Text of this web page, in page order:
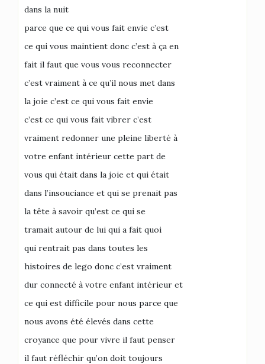
dans la nuit
parce que ce qui vous fait envie c’est
ce qui vous maintient donc c’est à ça en
fait il faut que vous vous reconnecter
c’est vraiment à ce qu’il nous met dans
la joie c’est ce qui vous fait envie
c’est ce qui vous fait vibrer c’est
vraiment redonner une pleine liberté à
votre enfant intérieur cette part de
vous qui était dans la joie et qui était
dans l’insouciance et qui se prenait pas
la tête à savoir qu’est ce qui se
tramait autour de lui qui a fait quoi
qui rentrait pas dans toutes les
histoires de lego donc c’est vraiment
dur connecté à votre enfant intérieur et
ce qui est difficile pour nous parce que
nous avons été élevés dans cette
croyance que pour vivre il faut penser
il faut réfléchir qu’on doit toujours